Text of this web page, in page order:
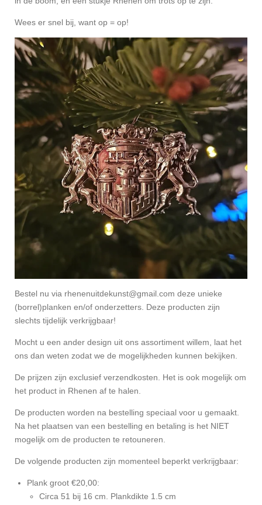
Wees er snel bij, want op = op!
Bestel nu via rhenenuitdekunst@gmail.com deze unieke
(borrel)planken en/of onderzetters. Deze producten zijn
slechts tijdelijk verkrijgbaar!
Mocht u een ander design uit ons assortiment willem, laat het
ons dan weten zodat we de mogelijkheden kunnen bekijken.
De prijzen zijn exclusief verzendkosten. Het is ook mogelijk om
het product in Rhenen af te halen.
De producten worden na bestelling speciaal voor u gemaakt.
Na het plaatsen van een bestelling en betaling is het NIET
mogelijk om de producten te retouneren.
De volgende producten zijn momenteel beperkt verkrijgbaar:
Plank groot €20,00:
Circa 51 bij 16 cm. Plankdikte 1.5 cm